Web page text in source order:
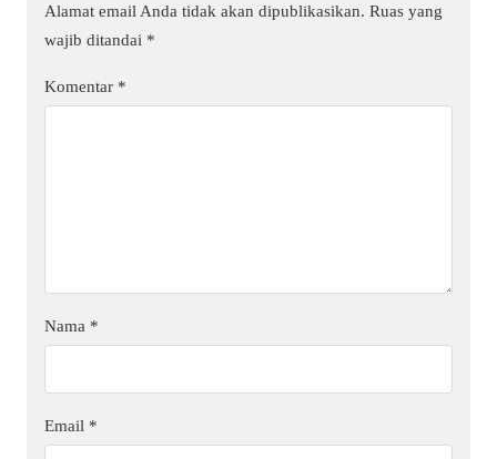
Alamat email Anda tidak akan dipublikasikan. Ruas yang
wajib ditandai *
Komentar *
Nama *
Email *